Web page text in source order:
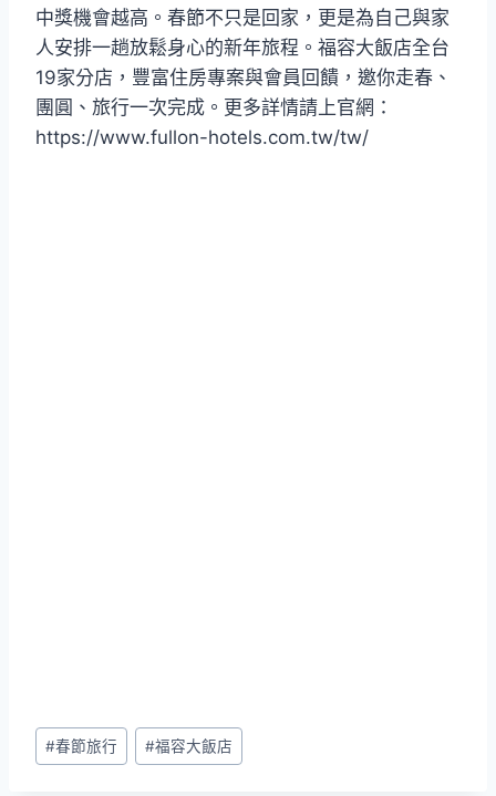
中獎機會越高。春節不只是回家，更是為自己與家
人安排一趟放鬆身心的新年旅程。福容大飯店全台
19家分店，豐富住房專案與會員回饋，邀你走春、
團圓、旅行一次完成。更多詳情請上官網：
https://www.fullon-hotels.com.tw/tw/
Post
Tags:
#春節旅行 #福容大飯店